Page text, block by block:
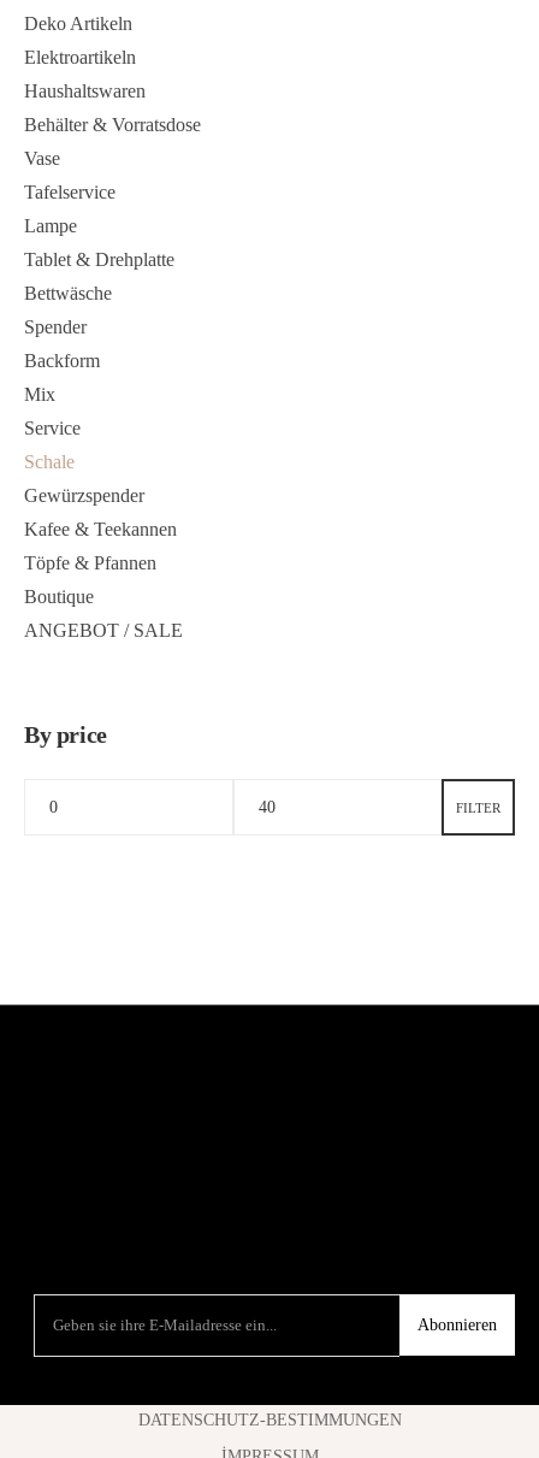
Deko Artikeln
Elektroartikeln
Haushaltswaren
Behälter & Vorratsdose
Vase
Tafelservice
Lampe
Tablet & Drehplatte
Bettwäsche
Spender
Backform
Mix
Service
Schale
Gewürzspender
Kafee & Teekannen
Töpfe & Pfannen
Boutique
ANGEBOT / SALE
By price
FILTER
Abonnieren
DATENSCHUTZ-BESTIMMUNGEN